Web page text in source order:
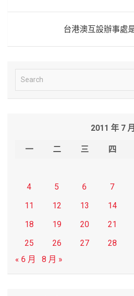
台港澳互設辦事處
e
2011 年 7 月
一 二 三 四
4
5 6 7
11
12 13 14
18
19 20 21
25
26 27 28
« 6 月
8 月 »